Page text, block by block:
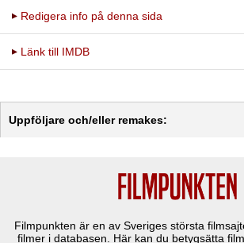
Redigera info på denna sida
Länk till IMDB
Uppföljare och/eller remakes:
Filmpunkten är en av Sveriges största
filmer i databasen. Här kan du betygsätta